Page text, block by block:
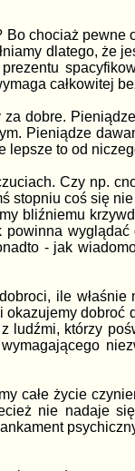
chociaż pewne
dlatego, że
całkowitej
dobre.
Pieniądze
lepsze to od
Czy np.
stopniu coś się
bliźniemu
wyglądać
- jak
ile właśnie
dobroć
ludźmi, którzy
całe życie
nie nadaje